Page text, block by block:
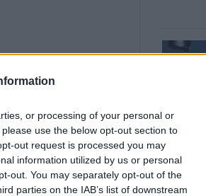
or processing of your personal or
use the below opt-out section to
out request is processed you may
information utilized by us or personal
out. You may separately opt-out of the
parties on the IAB’s list of downstream